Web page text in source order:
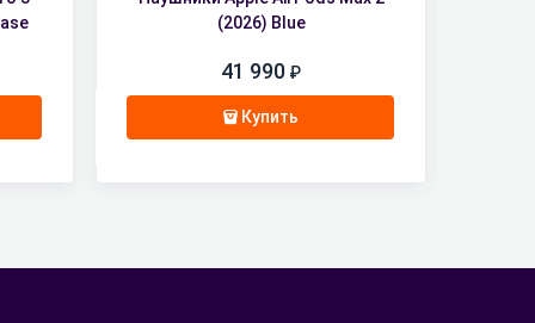
(2026) Blue
41 990
Купить